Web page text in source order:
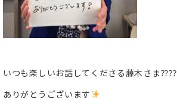
いつも楽しいお話してくださる藤木さま????
ありがとうございます